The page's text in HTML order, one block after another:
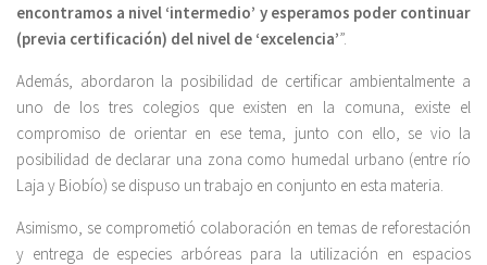
encontramos a nivel ‘intermedio’ y esperamos poder continuar
(previa certificación) del nivel de ‘excelencia’”.
Además, abordaron la posibilidad de certificar ambientalmente a
uno de los tres colegios que existen en la comuna, existe el
compromiso de orientar en ese tema, junto con ello, se vio la
posibilidad de declarar una zona como humedal urbano (entre río
Laja y Biobío) se dispuso un trabajo en conjunto en esta materia.
Asimismo, se comprometió colaboración en temas de reforestación
y entrega de especies arbóreas para la utilización en espacios